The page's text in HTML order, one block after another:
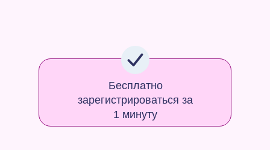
Бесплатно
зарегистрироваться за
1 минуту